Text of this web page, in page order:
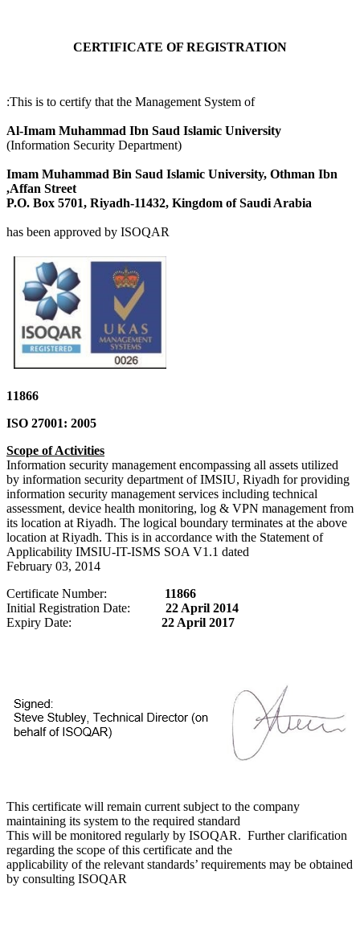
CERTIFICATE OF REGISTRATION
This is to certify that the Management System of:
Al-Imam Muhammad Ibn Saud Islamic University
(Information Security Department)
Imam Muhammad Bin Saud Islamic University, Othman Ibn
Affan Street,
P.O. Box 5701, Riyadh-11432, Kingdom of Saudi Arabia
has been approved by ISOQAR
11866
ISO 27001: 2005
Scope of Activities
Information security management encompassing all assets utilized
by information security department of IMSIU, Riyadh for providing
information security management services including technical
assessment, device health monitoring, log & VPN management from
its location at Riyadh. The logical boundary terminates at the above
location at Riyadh. This is in accordance with the Statement of
Applicability IMSIU-IT-ISMS SOA V1.1 dated
February 03, 2014
Certificate Number:
11866
Initial Registration Date: 22 April 2014
Expiry Date: 22 April 2017
This certificate will remain current subject to the company
maintaining its system to the required standard
This will be monitored regularly by ISOQAR. Further clarification
regarding the scope of this certificate and the
applicability of the relevant standards’ requirements may be obtained
by consulting ISOQAR